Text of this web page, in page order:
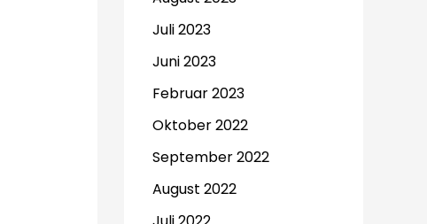
Juli 2023
Juni 2023
Februar 2023
Oktober 2022
September 2022
August 2022